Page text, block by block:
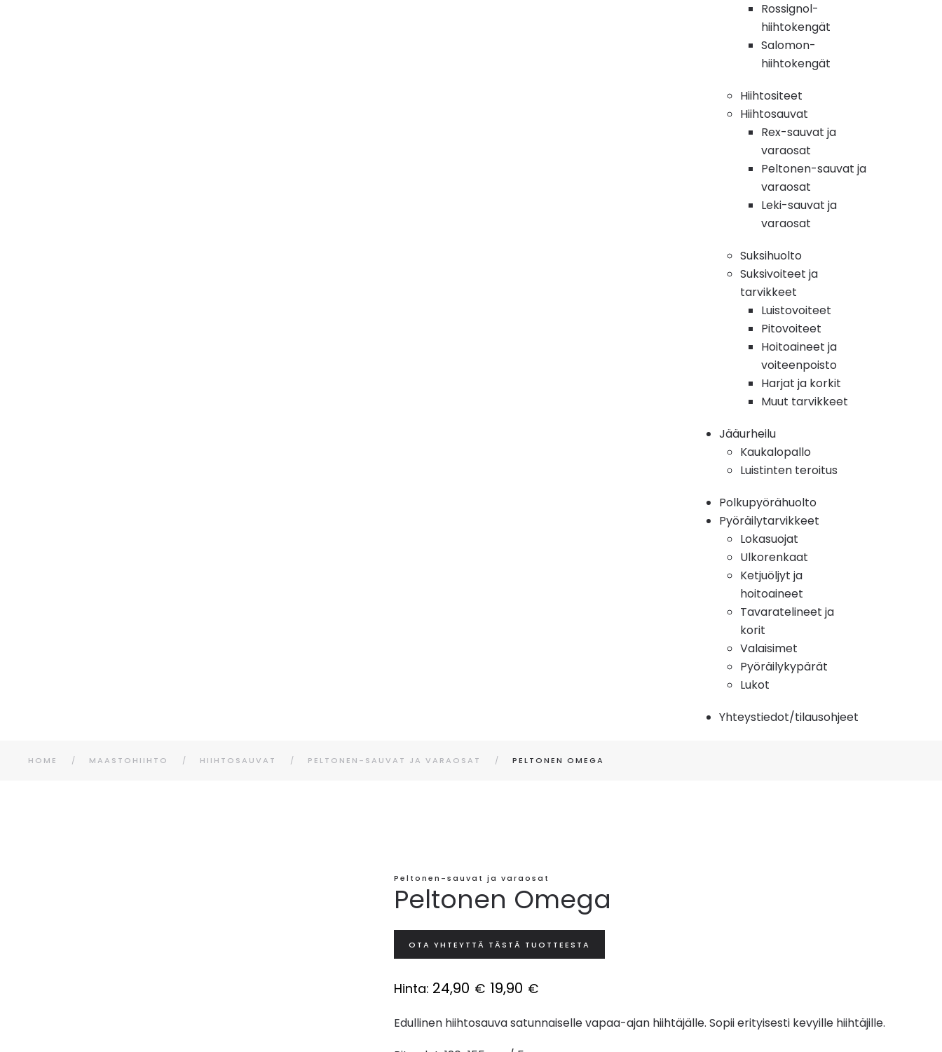
Rossignol-
hiihtokengät
Salomon-
hiihtokengät
Hiihtositeet
Hiihtosauvat
Rex-sauvat ja
varaosat
Peltonen-sauvat ja
varaosat
Leki-sauvat ja
varaosat
Suksihuolto
Suksivoiteet ja
tarvikkeet
Luistovoiteet
Pitovoiteet
Hoitoaineet ja
voiteenpoisto
Harjat ja korkit
Muut tarvikkeet
Jääurheilu
Kaukalopallo
Luistinten teroitus
Polkupyörähuolto
Pyöräilytarvikkeet
Lokasuojat
Ulkorenkaat
Ketjuöljyt ja
hoitoaineet
Tavaratelineet ja
korit
Valaisimet
Pyöräilykypärät
Lukot
Yhteystiedot/tilausohjeet
HOME MAASTOHIIHTO HIIHTOSAUVAT PELTONEN-SAUVAT JA VARAOSAT PELTONEN OMEGA
Peltonen-sauvat ja varaosat
Peltonen Omega
OTA YHTEYTTÄ TÄSTÄ TUOTTEESTA
Hinta: 24,90 € 19,90 €
Edullinen hiihtosauva satunnaiselle vapaa-ajan hiihtäjälle. Sopii erityisesti kevyille hiihtäjille.